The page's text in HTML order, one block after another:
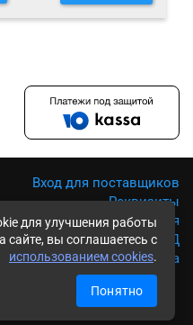
для улучшения работы
сайте, вы соглашаетесь с
использованием cookies.
Понятно
Вход для поставщиков
Реквизиты
Условия использования
Политика обработки ПД
Карта сайта